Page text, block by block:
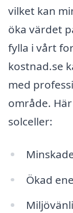
vilket kan
öka värdet
fylla i vårt
kostnad.se
med
område.
solceller:
Ökad